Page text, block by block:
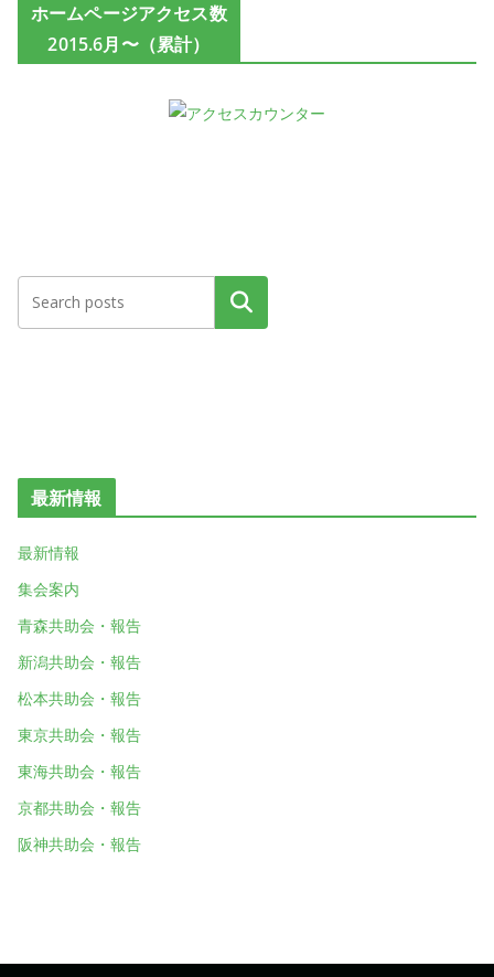
ホームページアクセス数
2015.6月〜（累計）
検索
最新情報
最新情報
集会案内
青森共助会・報告
新潟共助会・報告
松本共助会・報告
東京共助会・報告
東海共助会・報告
京都共助会・報告
阪神共助会・報告